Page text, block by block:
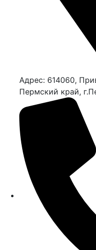
Адрес: 614060,
Пермский край,